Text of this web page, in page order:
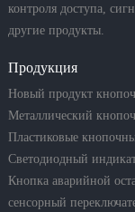
контроля доступа,
другие продукты.
Продукция
Новый продукт
переключатель
Металлический
переключатель
Пластиковые
переключатели
Светодиодный
Кнопка аварийной
сенсорный